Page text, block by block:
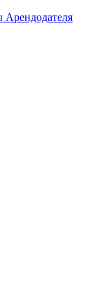
Арендодателя